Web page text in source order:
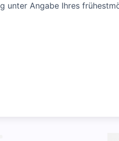
unter Angabe Ihres